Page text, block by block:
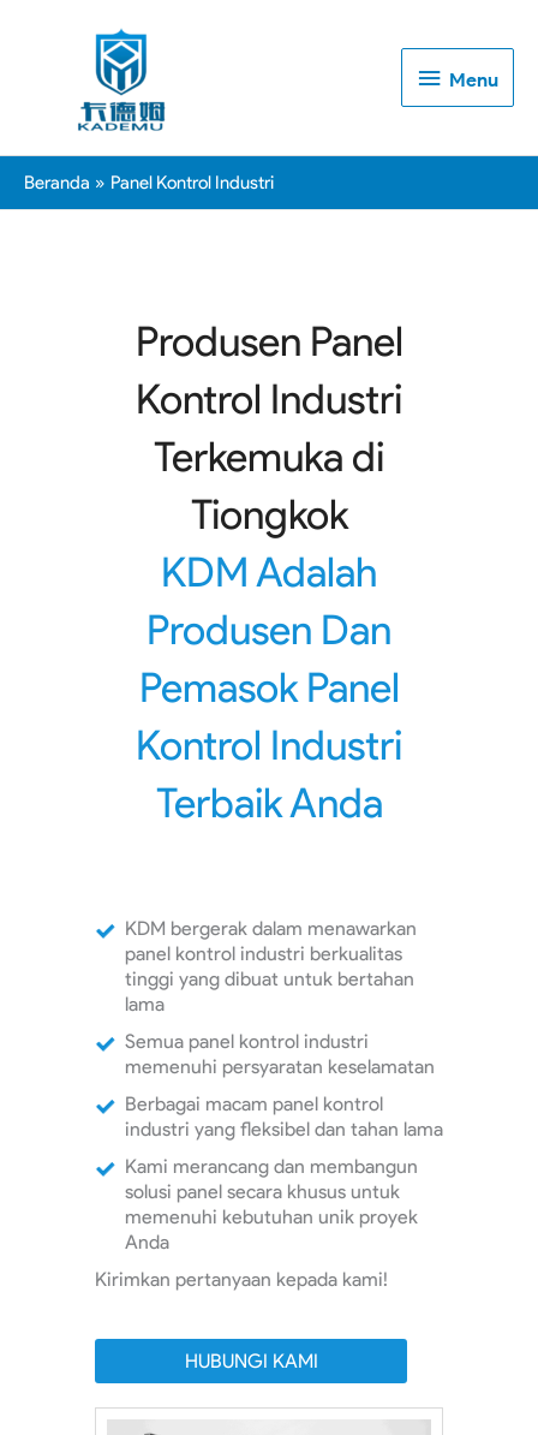
Menu
Menu
Beranda Panel Kontrol Industri
Produsen Panel
Kontrol Industri
Terkemuka di
Tiongkok
KDM Adalah
Produsen Dan
Pemasok Panel
Kontrol Industri
Terbaik Anda
KDM bergerak dalam menawarkan
panel kontrol industri berkualitas
tinggi yang dibuat untuk bertahan
lama
Semua panel kontrol industri
memenuhi persyaratan keselamatan
Berbagai macam panel kontrol
industri yang fleksibel dan tahan lama
Kami merancang dan membangun
solusi panel secara khusus untuk
memenuhi kebutuhan unik proyek
Anda
Kirimkan pertanyaan kepada kami!
HUBUNGI KAMI